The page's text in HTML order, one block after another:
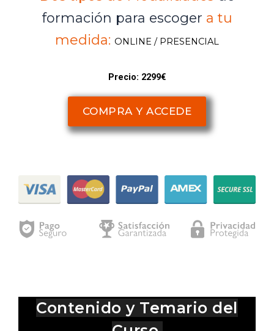
formación para escoger a tu
medida: ONLINE / PRESENCIAL
Precio: 2299€
COMPRA Y ACCEDE
Contenido y Temario del